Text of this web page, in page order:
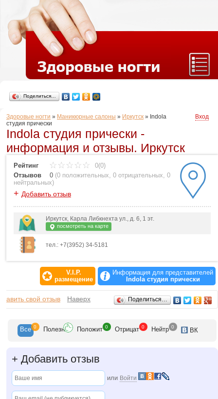
Поделиться…
Здоровые ногти » Маникюрные салоны » Иркутск » Indola
студия прически
Вход
Indola студия прически -
информация и отзывы. Иркутск
Рейтинг
0(0)
Отзывов
0 (0 положительных, 0 отрицательных, 0
нейтральных)
+ Добавить отзыв
Иркутск, Карла Либкнехта ул., д. 6, 1 эт.
посмотреть на карте
тел.: +7(3952) 34-5181
V.I.P.
размещение
Информация для представителей
Indola студия прически
Отзывы
свой отзыв Наверх Поделиться…
Все 0 Полезн Положит 0 Отрицат 0 Нейтр 0 ВК
+ Добавить отзыв
или Войти